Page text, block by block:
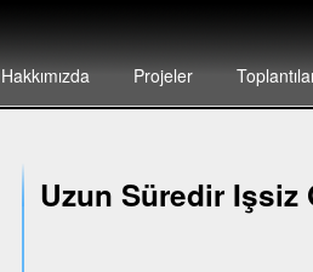
Hakkımızda Projeler
Uzun Süredir Işsiz